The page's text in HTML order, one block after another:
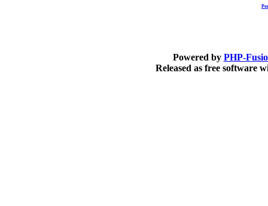
Powered by PHP-
Released as free software